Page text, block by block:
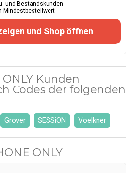
und Bestandskunden
Mindestbestellwert
und Shop öffnen
Kunden
Codes der folgenden
Grover SESSiON Voelkner
ONLY